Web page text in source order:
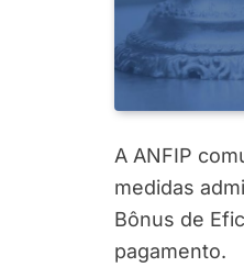
A ANFIP
medidas
Bônus de
pagamento.